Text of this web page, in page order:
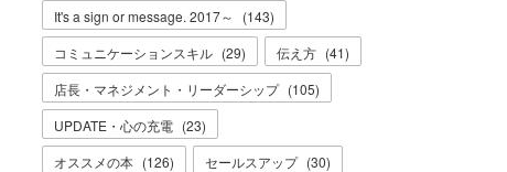
It's a sign or message. 2017～
(143)
コミュニケーションスキル (29) 伝え方 (41)
店長・マネジメント・リーダーシップ (105)
UPDATE・心の充電 (23)
オススメの本 (126) セールスアップ (30)